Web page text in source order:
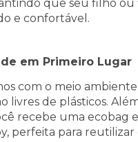
que seu filho ou
e confortável.
em Primeiro Lugar
com o meio ambiente
livres de plásticos.
recebe uma ecobag
perfeita para reutilizar